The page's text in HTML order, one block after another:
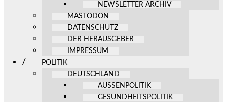
NEWSLETTER ARCHIV
MASTODON
DATENSCHUTZ
DER HERAUSGEBER
IMPRESSUM
POLITIK
DEUTSCHLAND
AUSSENPOLITIK
GESUNDHEITSPOLITIK